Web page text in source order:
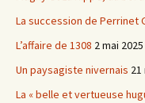
La succession de Perrinet
L’affaire de 1308 2 mai 2025
Un paysagiste nivernais 21
La « belle et vertueuse